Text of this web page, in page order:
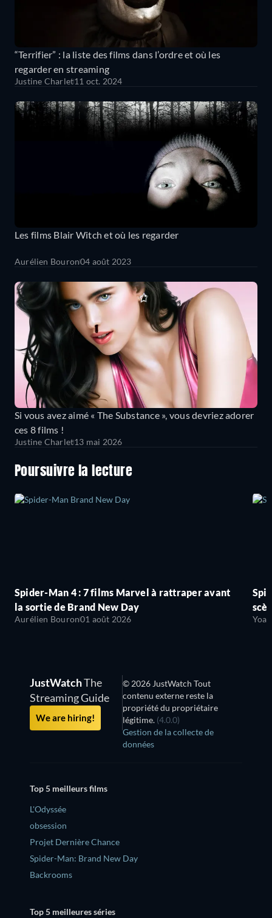
“Terrifier” : la liste des films dans l’ordre et où les
regarder en streaming
Justine Charlet11 oct. 2024
Les films Blair Witch et où les regarder
Aurélien Bouron04 août 2023
Si vous avez aimé « The Substance », vous devriez adorer
ces 8 films !
Justine Charlet13 mai 2026
Poursuivre la lecture
Spider-Man 4 : 7 films Marvel à rattraper avant
la sortie de Brand New Day
Aurélien Bouron01 août 2026
JustWatchThe
Streaming Guide
We are hiring!
© 2026 JustWatch Tout
contenu externe reste la
propriété du propriétaire
légitime. (4.0.0)
Gestion de la collecte de
données
Top 5 meilleurs films
L'Odyssée
obsession
Projet Dernière Chance
Spider-Man: Brand New Day
Backrooms
Top 5 meilleures séries